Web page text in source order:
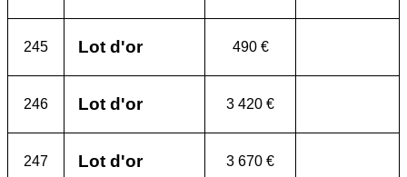
245 Lot d'or 490 €
246 Lot d'or 3 420 €
247 Lot d'or 3 670 €